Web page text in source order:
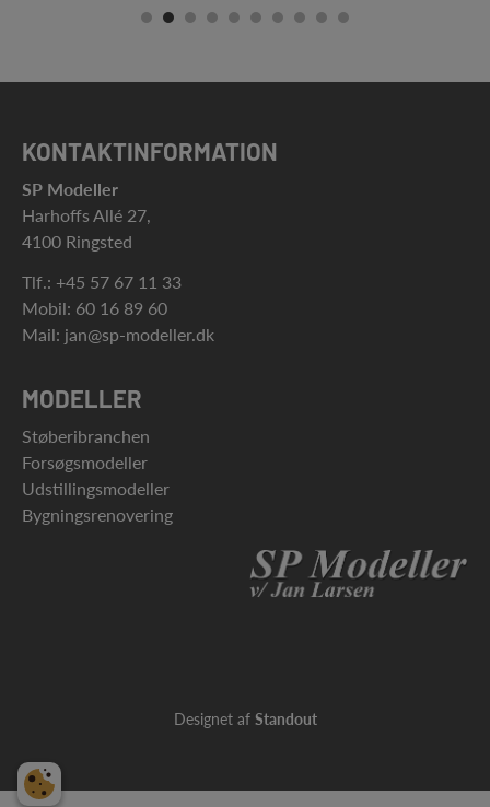
KONTAKTINFORMATION
SP Modeller
Harhoffs Allé 27,
4100 Ringsted
Tlf.: +45 57 67 11 33
Mobil: 60 16 89 60
Mail: jan@sp-modeller.dk
MODELLER
Støberibranchen
Forsøgsmodeller
Udstillingsmodeller
Bygningsrenovering
Designet af Standout